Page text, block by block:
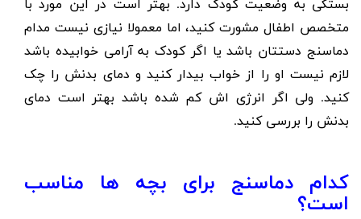
بستگی به وضعیت کودک دارد. بهتر است در این مورد با
متخصص اطفال مشورت کنید، اما معمولا نیازی نیست مدام
دماسنج دستتان باشد یا اگر کودک به آرامی خوابیده باشد
لازم نیست او را از خواب بیدار کنید و دمای بدنش را چک
کنید. ولی اگر انرژی اش کم شده باشد بهتر است دمای
بدنش را بررسی کنید.
کدام دماسنج برای بچه ها مناسب
است؟